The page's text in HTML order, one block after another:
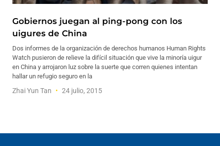
Gobiernos juegan al ping-pong con los
uigures de China
Dos informes de la organización de derechos humanos Human Rights
Watch pusieron de relieve la difícil situación que vive la minoría uigur
en China y arrojaron luz sobre la suerte que corren quienes intentan
hallar un refugio seguro en la
Zhai Yun Tan 24 julio, 2015